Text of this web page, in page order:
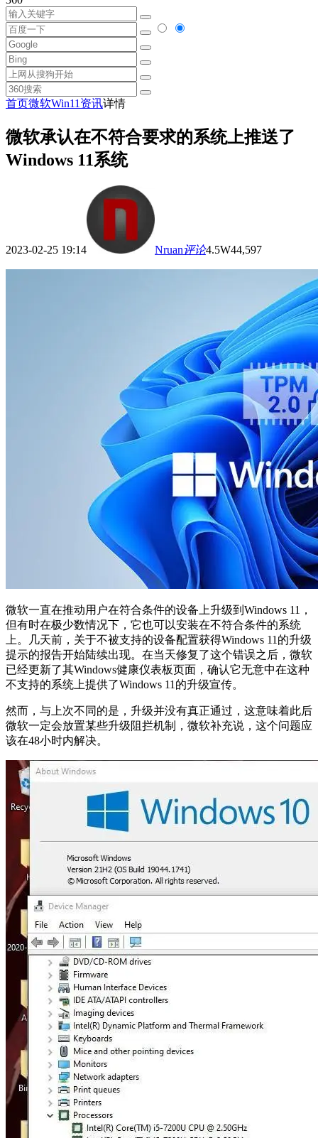
首页微软Win11资讯详情
微软承认在不符合要求的系统上推送了
Windows 11系统
2023-02-25 19:14 Nruan评论4.5W44,597
微软一直在推动用户在符合条件的设备上升级到Windows 11，
但有时在极少数情况下，它也可以安装在不符合条件的系统
上。几天前，关于不被支持的设备配置获得Windows 11的升级
提示的报告开始陆续出现。在当天修复了这个错误之后，微软
已经更新了其Windows健康仪表板页面，确认它无意中在这种
不支持的系统上提供了Windows 11的升级宣传。
然而，与上次不同的是，升级并没有真正通过，这意味着此后
微软一定会放置某些升级阻拦机制，微软补充说，这个问题应
该在48小时内解决。